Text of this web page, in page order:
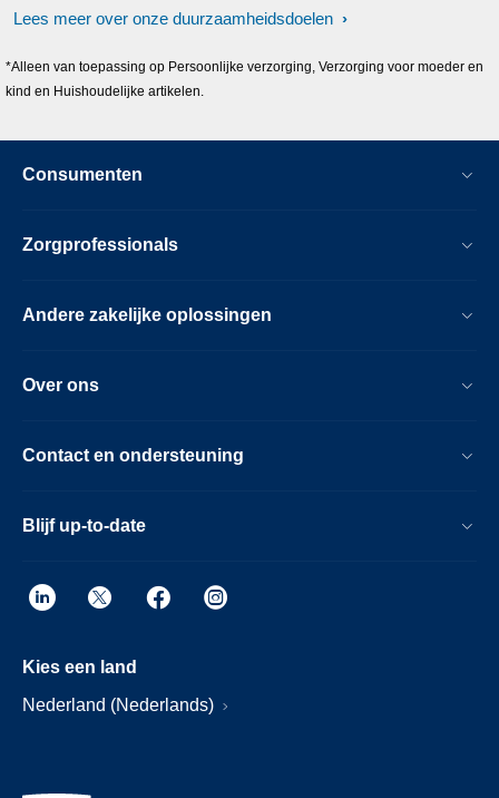
Lees meer over onze duurzaamheidsdoelen
*Alleen van toepassing op Persoonlijke verzorging, Verzorging voor moeder en
kind en Huishoudelijke artikelen.
Consumenten
Zorgprofessionals
Andere zakelijke oplossingen
Over ons
Contact en ondersteuning
Blijf up-to-date
Kies een land
Nederland (Nederlands)